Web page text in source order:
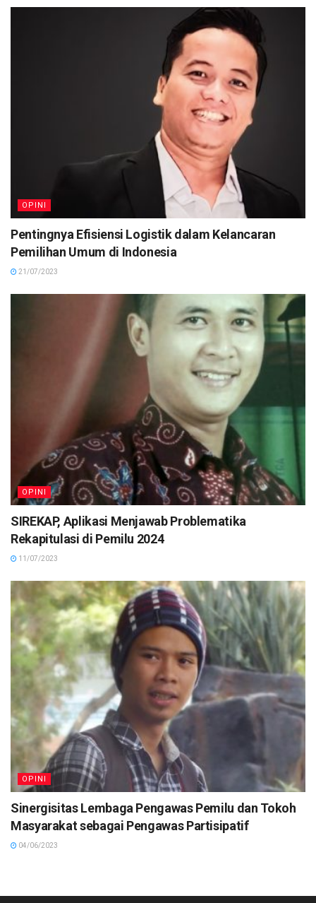
OPINI
Pentingnya Efisiensi Logistik dalam Kelancaran
Pemilihan Umum di Indonesia
21/07/2023
OPINI
SIREKAP, Aplikasi Menjawab Problematika
Rekapitulasi di Pemilu 2024
11/07/2023
OPINI
Sinergisitas Lembaga Pengawas Pemilu dan Tokoh
Masyarakat sebagai Pengawas Partisipatif
04/06/2023